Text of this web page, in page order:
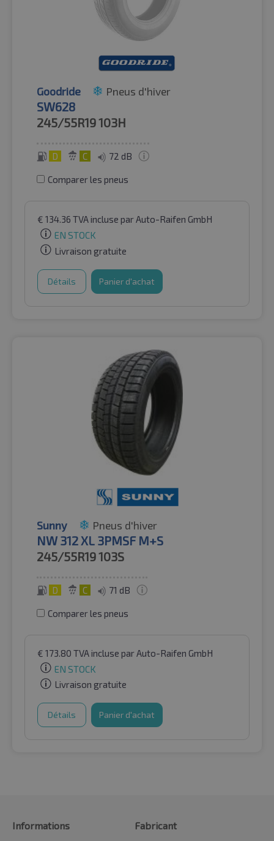
Goodride Pneus d'hiver
SW628
245/55R19103H
D C 72 dB
Comparer les pneus
€ 134.36 TVA incluse par Auto-Raifen GmbH
EN STOCK
Livraison gratuite
Détails Panier d'achat
Sunny Pneus d'hiver
NW 312 XL 3PMSF M+S
245/55R19103S
D C 71 dB
Comparer les pneus
€ 173.80 TVA incluse par Auto-Raifen GmbH
EN STOCK
Livraison gratuite
Détails Panier d'achat
Informations
Fabricant